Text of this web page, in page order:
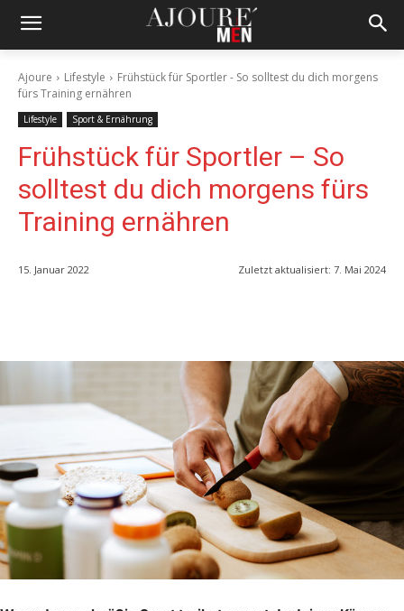
Ajoure Lifestyle
Frühstück für Sportler - So solltest du dich morgens
fürs Training ernähren
Lifestyle Sport & Ernährung
Frühstück für Sportler – So
solltest du dich morgens fürs
Training ernähren
15. Januar 2022 Zuletzt aktualisiert: 7. Mai 2024